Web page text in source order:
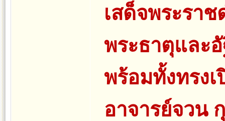
เสด็จพระรา
พระธาตุและ
พร้อมทั้งทรง
อาจารย์จวน